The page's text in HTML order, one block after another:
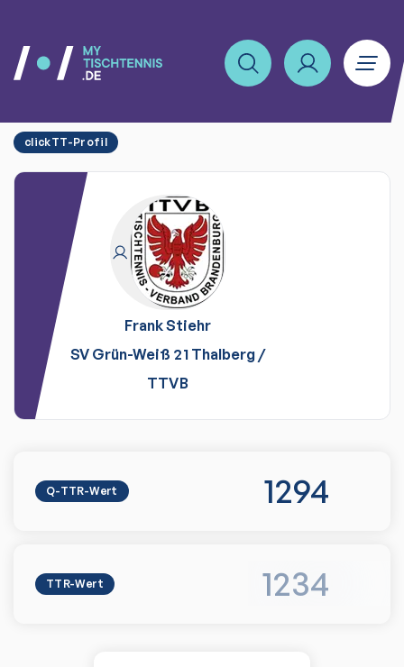
clickTT-Profil
FrankStiehr
SV Grün-Weiß 21 Thalberg /
TTVB
Q-TTR-Wert 1294
TTR-Wert 1234